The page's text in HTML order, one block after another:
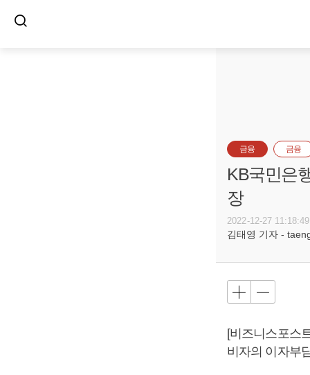
금융 금융
KB국민은
장
2022-12-27 11:18:49
김태영 기자 -
[비즈니스포스
비자의 이자부